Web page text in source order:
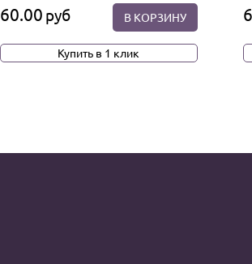
60.00 руб В КОРЗИНУ
Купить в 1 клик